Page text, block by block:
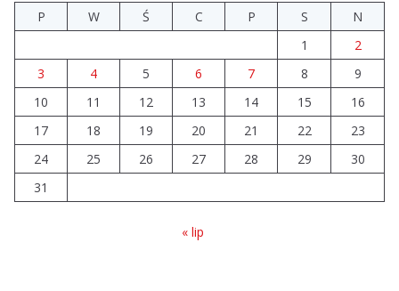
Prawie 20 tys. zł dla dyrektora
szpitala. Podwyżka mimo
finansowych problemów
04.08.2026
Brylant dla Turku? 255. miejsce
trudno uznać za sukces
P
W Ś C P S
N
1
2
3
4 5 6 7 8
9
10
11 12 13 14 15
16
17
18 19 20 21 22
23
24
25 26 27 28 29
30
31
« lip